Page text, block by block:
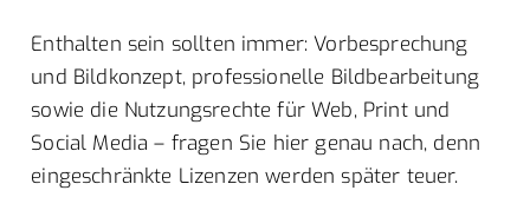
Enthalten sein sollten immer: Vorbesprechung
und Bildkonzept, professionelle Bildbearbeitung
sowie die Nutzungsrechte für Web, Print und
Social Media – fragen Sie hier genau nach, denn
eingeschränkte Lizenzen werden später teuer.